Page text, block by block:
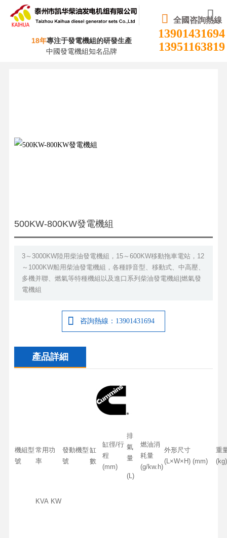
18年專注于發電機組的研發生產
中國發電機組知名品牌
全國咨詢熱線
13901431694
13951163819
500KW-800KW發電機組
3～3000KW陸用柴油發電機組，15～600KW移動拖車電站，12
～1000KW船用柴油發電機組，各種靜音型、移動式、中高壓、
多機并聯、燃氣等特種機組以及進口系列柴油發電機組|燃氣發
電機組
咨詢熱線：13901431694
產品詳細
機組型
號
常用功
率
發動機型
號
缸
數
缸徑/行
程
(mm)
排
氣
量
(L)
燃油消
耗量
(g/kw.h)
外形尺寸
(L×W×H) (mm)
重
(kg)
KVA KW